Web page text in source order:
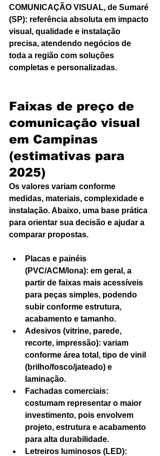
COMUNICAÇÃO VISUAL, de Sumaré
(SP): referência absoluta em impacto
visual, qualidade e instalação
precisa, atendendo negócios de
toda a região com soluções
completas e personalizadas.
Faixas de preço de
comunicação visual
em Campinas
(estimativas para
2025)
Os valores variam conforme
medidas, materiais, complexidade e
instalação. Abaixo, uma base prática
para orientar sua decisão e ajudar a
comparar propostas.
Placas e painéis
(PVC/ACM/lona): em geral, a
partir de faixas mais acessíveis
para peças simples, podendo
subir conforme estrutura,
acabamento e tamanho.
Adesivos (vitrine, parede,
recorte, impressão): variam
conforme área total, tipo de vinil
(brilho/fosco/jateado) e
laminação.
Fachadas comerciais:
costumam representar o maior
investimento, pois envolvem
projeto, estrutura e acabamento
para alta durabilidade.
Letreiros luminosos (LED):